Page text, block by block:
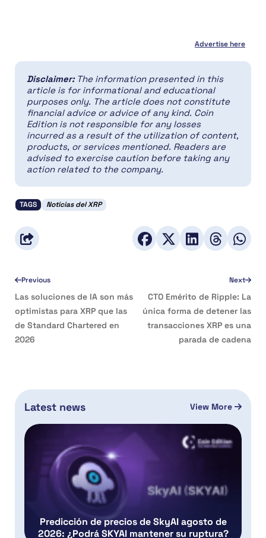
Advertise here
Disclaimer: The information presented in this
article is for informational and educational
purposes only. The article does not constitute
financial advice or advice of any kind. Coin
Edition is not responsible for any losses
incurred as a result of the utilization of content,
products, or services mentioned. Readers are
advised to exercise caution before taking any
action related to the company.
TAGS Noticias del XRP
Previous
Las soluciones de IA son más
optimistas para XRP que las
de Standard Chartered en
2026
Next
CTO Emérito de Ripple: La
única forma de detener las
transacciones XRP es una
parada de cadena
Latest news View More
Predicción de precios de SkyAI agosto de
2026: ¿Podrá SKYAI mantener su ruptura?